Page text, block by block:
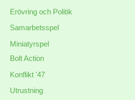
Erövring och Politik
Samarbetsspel
Miniatyrspel
Bolt Action
Konflikt '47
Utrustning